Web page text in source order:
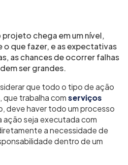
chega em um nível,
o que fazer, e as expectativas
as chances de ocorrer falhas
ser grandes.
que todo o tipo de ação
que trabalha comserviços
deve haver todo um processo
ação seja executada com
a necessidade de
dentro de um